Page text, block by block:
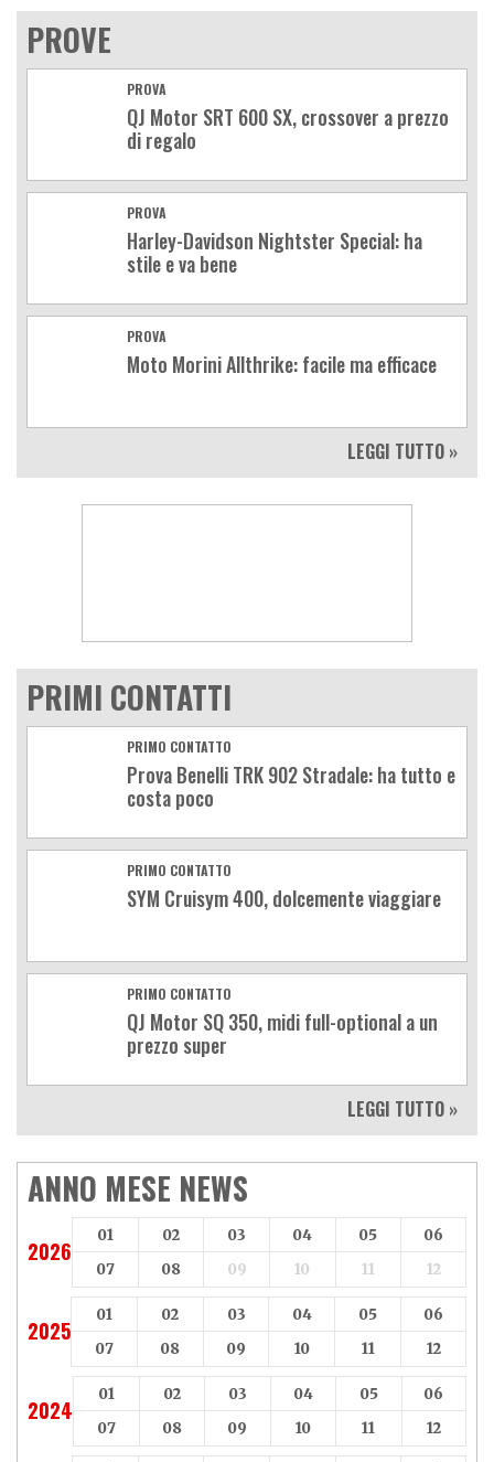
PROVE
PROVA
QJ Motor SRT 600 SX, crossover a prezzo
di regalo
PROVA
Harley-Davidson Nightster Special: ha
stile e va bene
PROVA
Moto Morini Allthrike: facile ma efficace
LEGGI TUTTO »
PRIMI CONTATTI
PRIMO CONTATTO
Prova Benelli TRK 902 Stradale: ha tutto e
costa poco
PRIMO CONTATTO
SYM Cruisym 400, dolcemente viaggiare
PRIMO CONTATTO
QJ Motor SQ 350, midi full-optional a un
prezzo super
LEGGI TUTTO »
ANNO MESE NEWS
2026
01 02 03 04 05
06
07
08 09 10 11 12
2025
01 02 03 04 05
06
07
08 09 10 11 12
2024
01 02 03 04 05
06
07
08 09 10 11 12